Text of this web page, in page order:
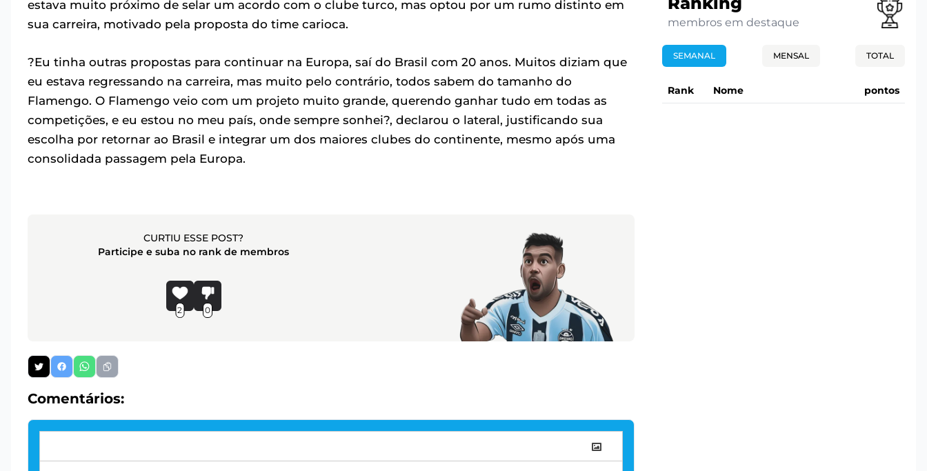
estava muito próximo de selar um acordo com o clube turco, mas optou por um rumo distinto em
sua carreira, motivado pela proposta do time carioca.
?Eu tinha outras propostas para continuar na Europa, saí do Brasil com 20 anos. Muitos diziam que
eu estava regressando na carreira, mas muito pelo contrário, todos sabem do tamanho do
Flamengo. O Flamengo veio com um projeto muito grande, querendo ganhar tudo em todas as
competições, e eu estou no meu país, onde sempre sonhei?, declarou o lateral, justificando sua
escolha por retornar ao Brasil e integrar um dos maiores clubes do continente, mesmo após uma
consolidada passagem pela Europa.
CURTIU ESSE POST?
Participe e suba no rank de membros
2 0
Comentários:
membros em destaque
SEMANAL MENSAL TOTAL
Rank Nome pontos